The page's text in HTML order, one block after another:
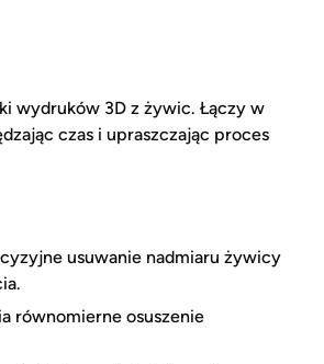
wydruków 3D z żywic. Łączy w
czas i upraszczając proces
usuwanie nadmiaru żywicy
równomierne osuszenie